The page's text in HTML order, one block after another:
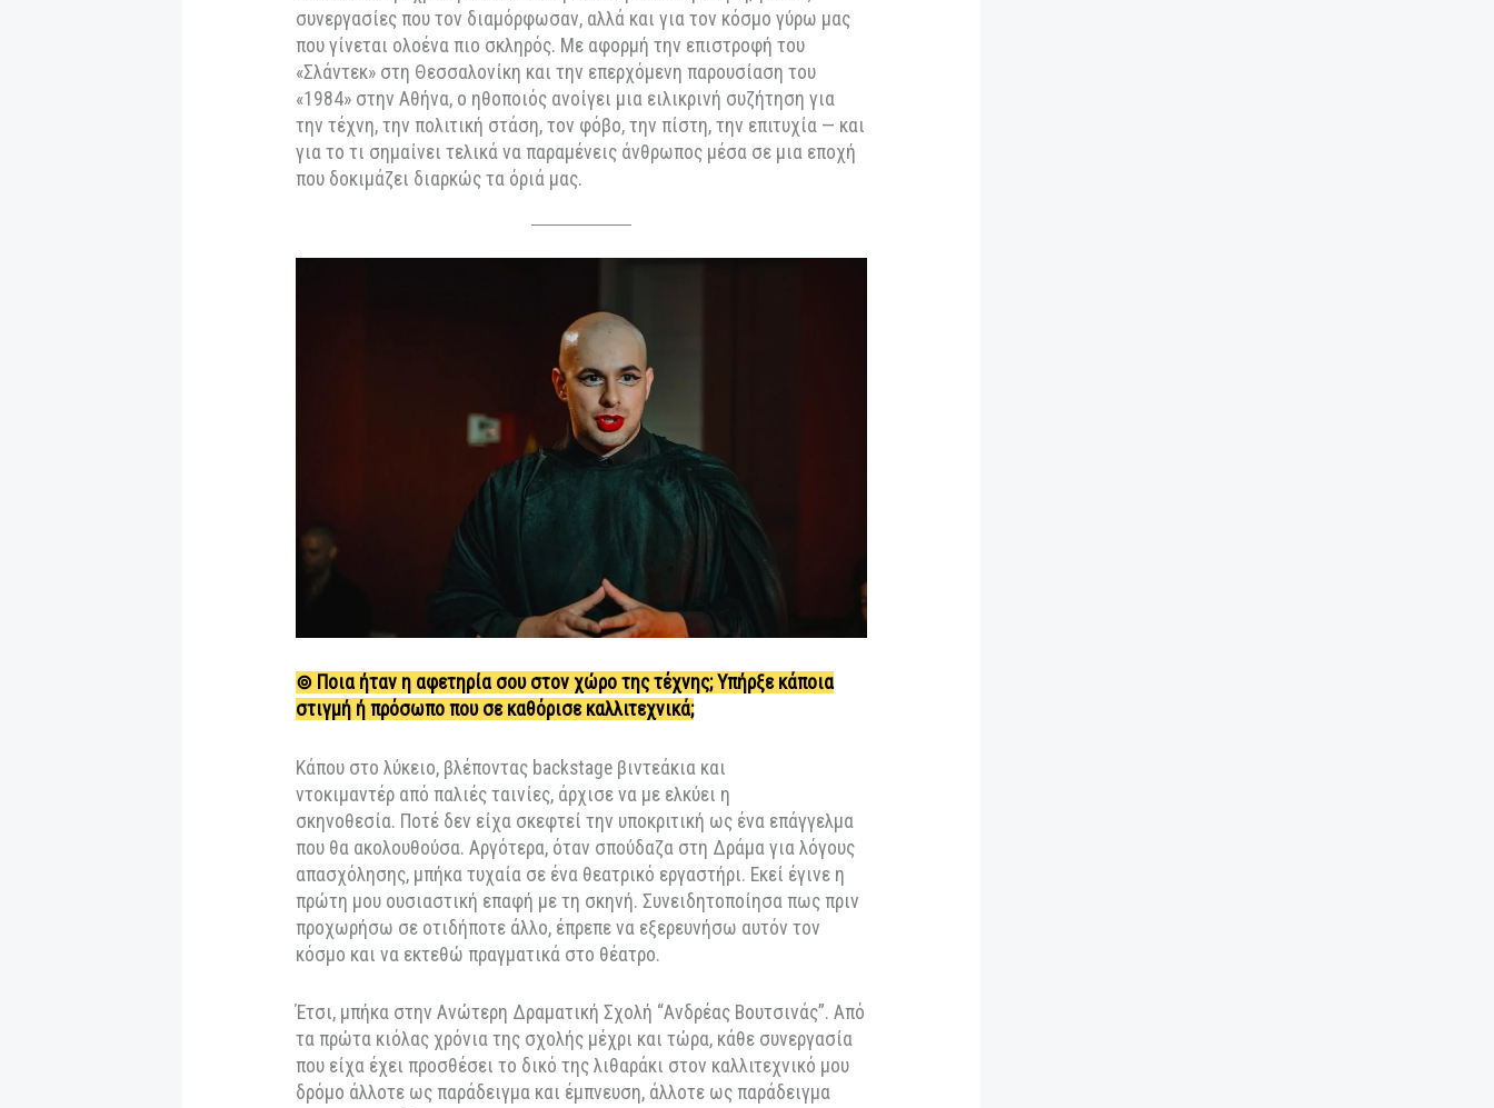
Ρωτήσαμε τον Βύρων Αναγνωστόπουλο ”ποιανού είσαι εσύ
Ο Βύρων Αναγνωστόπουλος ανήκει στη γενιά των νέων ηθοποιών που
δεν φοβούνται να κοιτάξουν κατάματα την αλήθεια — τη δική τους και
της εποχής τους. Με χιούμορ, ευθύτητα και μια δόση υπαρξιακής
ειρωνείας, μιλά για τη διαδρομή του από τη σκηνοθετική περιέργεια
του λυκείου μέχρι την ουσιαστική έκθεσή του στη σκηνή, για τις
που γίνεται ολοένα πιο σκληρός. Με αφορμή την επιστροφή του
«Σλάντεκ» στη Θεσσαλονίκη και την επερχόμενη παρουσίαση του
την τέχνη, την πολιτική στάση, τον φόβο, την πίστη, την επιτυχία — και
για το τι σημαίνει τελικά να παραμένεις άνθρωπος μέσα σε μια εποχή
που δοκιμάζει διαρκώς τα όριά μας.
⊚ Ποια ήταν η αφετηρία σου στον χώρο της τέχνης; Υπήρξε κάποια
στιγμή ή πρόσωπο που σε καθόρισε καλλιτεχνικά;
Κάπου στο λύκειο, βλέποντας backstage βιντεάκια και
ντοκιμαντέρ από παλιές ταινίες, άρχισε να με ελκύει η
σκηνοθεσία. Ποτέ δεν είχα σκεφτεί την υποκριτική ως ένα επάγγελμα